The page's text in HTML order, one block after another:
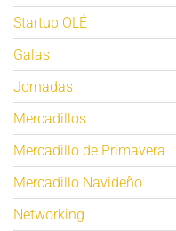
Startup OLÉ
Galas
Jornadas
Mercadillos
Mercadillo de Primavera
Mercadillo Navideño
Networking